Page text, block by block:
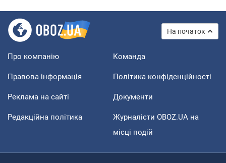
На початок
Про компанію Команда
Правова інформація Політика конфіденційності
Реклама на сайті Документи
Редакційна політика
Журналісти OBOZ.UA на
місці подій